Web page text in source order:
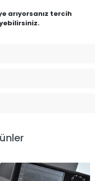
arıyorsanız tercih